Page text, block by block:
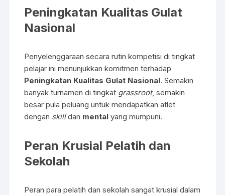
Peningkatan Kualitas Gulat
Nasional
Penyelenggaraan secara rutin kompetisi di tingkat
pelajar ini menunjukkan komitmen terhadap
Peningkatan Kualitas Gulat Nasional. Semakin
banyak turnamen di tingkat grassroot, semakin
besar pula peluang untuk mendapatkan atlet
dengan skilldan mental yang mumpuni.
Peran Krusial Pelatih dan
Sekolah
Peran para pelatih dan sekolah sangat krusial dalam